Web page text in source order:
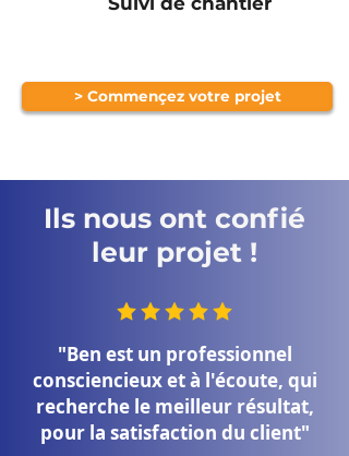
> Commençez votre projet
Ils nous ont confié
leur projet !
"Ben est un professionnel
consciencieux et à l'écoute, qui
recherche le meilleur résultat,
pour la satisfaction du client"